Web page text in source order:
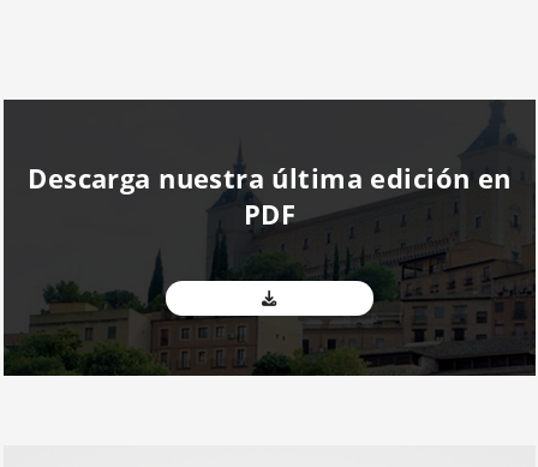
Descarga nuestra última edición en
PDF